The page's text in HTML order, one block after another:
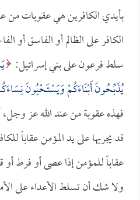
بأيدي الكافرين هي عقوبات من
الكافر على الظالم أو الفاسق أو
سلط فرعون على بني إسرائيل:
يُذَبِّحُونَ أَبْنَاءَكُمْ وَيَسْتَحْيُونَ
فهذه عقوبة من عند الله عز
قد يجريها على يد المؤمن عقاباً
عقاباً للمؤمن إذا عصى أو فرط
ولا شك أن تسلط الأعداء على